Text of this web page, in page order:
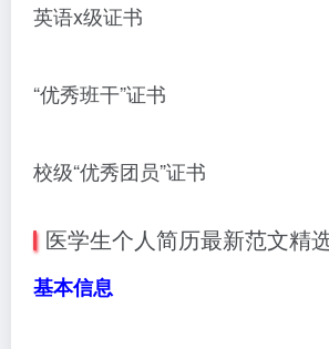
英语x级证书
“优秀班干”证书
校级“优秀团员”证书
医学生个人简历最新范文精选
基本信息